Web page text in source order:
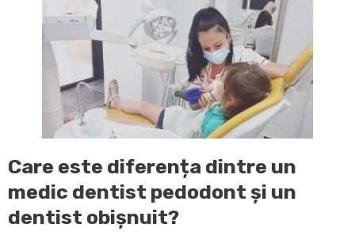
Care este diferența dintre un
medic dentist pedodont și un
dentist obișnuit?